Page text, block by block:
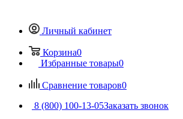
Личный кабинет
Корзина0
Избранные товары0
Сравнение товаров0
8 (800) 100-13-05Заказать звонок